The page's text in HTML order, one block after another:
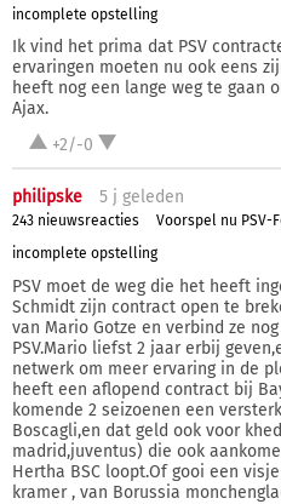
incomplete opstelling
Ik vind het prima dat PSV
ervaringen moeten nu ook eens
heeft nog een lange weg te gaan
Ajax.
+2/-0
philipske 5 j geleden
243 nieuwsreacties
Voorspel nu PSV-
incomplete opstelling
PSV moet de weg die het heeft
Schmidt zijn contract open te
van Mario Gotze en verbind ze
PSV.Mario liefst 2 jaar erbij
netwerk om meer ervaring in de
heeft een aflopend contract bij
komende 2 seizoenen een
Boscagli,en dat geld ook voor
madrid,juventus) die ook
Hertha BSC loopt.Of gooi een
kramer , van Borussia